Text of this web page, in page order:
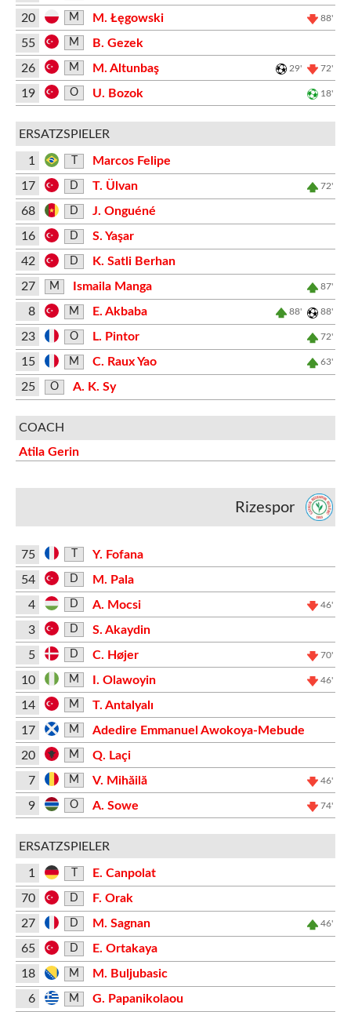
20 M M. Łęgowski 88'
55 M
B. Gezek
26
M M. Altunbaş 29' 72'
19 O U. Bozok 18'
ERSATZSPIELER
1
Marcos Felipe
17
D T. Ülvan 72'
68 D
J. Onguéné
16
D
S. Yaşar
42
D
K. Satli Berhan
27
M Ismaila Manga 87'
8 M E. Akbaba 88' 88'
23 O L. Pintor 72'
15 M C. Raux Yao 63'
25 O A. K. Sy
COACH
Atila Gerin
Rizespor
75
Y. Fofana
54
D
M. Pala
4
D A. Mocsi 46'
3 D
S. Akaydin
5
D C. Højer 70'
10 M I. Olawoyin 46'
14 M
T. Antalyalı
17
M
Adedire Emmanuel Awokoya-Mebude
20
M
Q. Laçi
7
M V. Mihăilă 46'
9 O A. Sowe 74'
ERSATZSPIELER
1
E. Canpolat
70
D
F. Orak
27
D M. Sagnan 46'
65 D
E. Ortakaya
18
M
M. Buljubasic
6
M G. Papanikolaou